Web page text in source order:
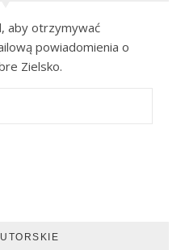
aby otrzymywać
powiadomienia o
Zielsko.